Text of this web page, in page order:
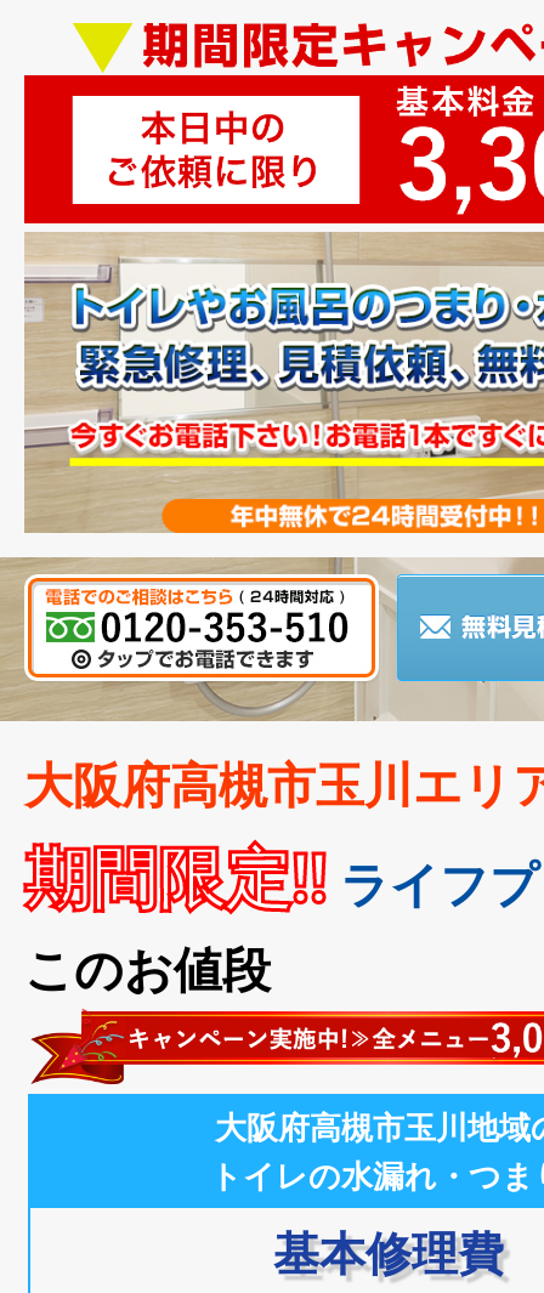
大阪府高槻市玉川エリ
期間限定!! ライフ
このお値段
大阪府高槻市玉川地域
トイレの水漏れ・つま
基本修理費